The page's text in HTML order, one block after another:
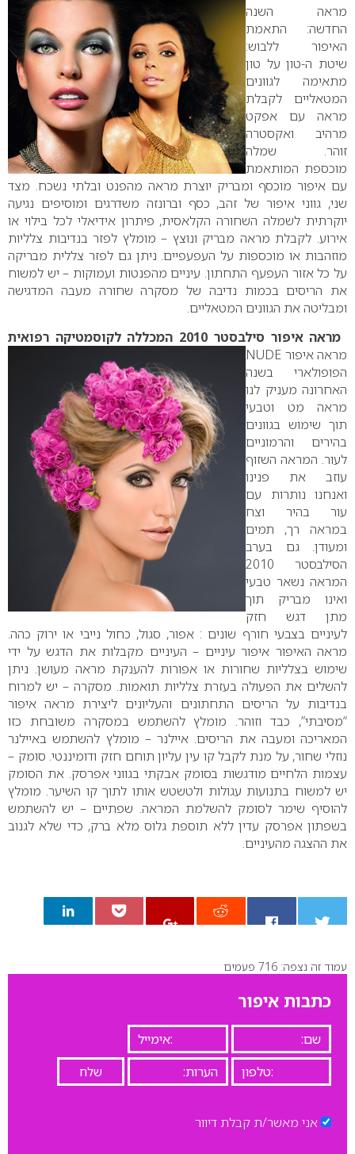
מראה השנה
החדשה: התאמת
האיפור ללבוש:
שיטת ה-טון על טון
מתאימה לגוונים
המטאליים לקבלת
מראה עם אפקט
מרהיב ואקסטרה
זוהר. שמלה
מוכספת המותאמת
עם איפור מוכסף ומבריק יוצרת מראה מהפנט ובלתי נשכח. מצד
שני, גווני איפור של זהב, כסף וברונזה משדרגים ומוסיפים נגיעה
יוקרתית לשמלה השחורה הקלאסית, פיתרון אידיאלי לכל בילוי או
אירוע. לקבלת מראה מבריק ונוצץ – מומלץ לפזר בנדיבות צלליות
מוזהבות או מוכספות על העפעפיים. ניתן גם לפזר צללית מבריקה
על כל אזור העפעף התחתון. עיניים מהפנטות ועמוקות – יש למשוח
את הריסים בכמות נדיבה של מסקרה שחורה מעבה המדגישה
ומבליטה את הגוונים המטאליים.
מראה איפור סילבסטר 2010 המכללה לקוסמטיקה רפואית
מראה איפור NUDE
הפופולארי בשנה
האחרונה מעניק לנו
מראה מט וטבעי
תוך שימוש בגוונים
בהירים והרמוניים
לעור. המראה השזוף
עוזב את פנינו
ואנחנו נותרות עם
עור בהיר וצח
במראה רך, תמים
ומעודן. גם בערב
הסילבסטר 2010
המראה נשאר טבעי
ואינו מבריק תוך
מתן דגש חזק
לעיניים בצבעי חורף שונים : אפור, סגול, כחול נייבי או ירוק כהה.
מראה האיפור איפור עיניים – העיניים מקבלות את הדגש על ידי
שימוש בצלליות שחורות או אפורות להענקת מראה מעושן. ניתן
להשלים את הפעולה בעזרת צלליות תואמות. מסקרה – יש למרוח
בנדיבות על הריסים התחתונים והעליונים ליצירת מראה איפור
“מסיבתי”, כבד וזוהר. מומלץ להשתמש במסקרה משובחת כזו
המאריכה ומעבה את הריסים. איילנר – מומלץ להשתמש באיילנר
נוזלי שחור, על מנת לקבל קו עין עליון תוחם חזק ודומיננטי. סומק –
עצמות הלחיים מודגשות בסומק אבקתי בגווני אפרסק. את הסומק
יש למשוח בתנועות עגולות ולטשטש אותו לתוך קו השיער. מומלץ
להוסיף שימר לסומק להשלמת המראה. שפתיים – יש להשתמש
בשפתון אפרסק עדין ללא תוספת גלוס מלא ברק, כדי שלא לגנוב
את ההצגה מהעיניים.
0
עמוד זה נצפה: 716 פעמים
כתבות איפור
אני מאשר/ת קבלת דיוור